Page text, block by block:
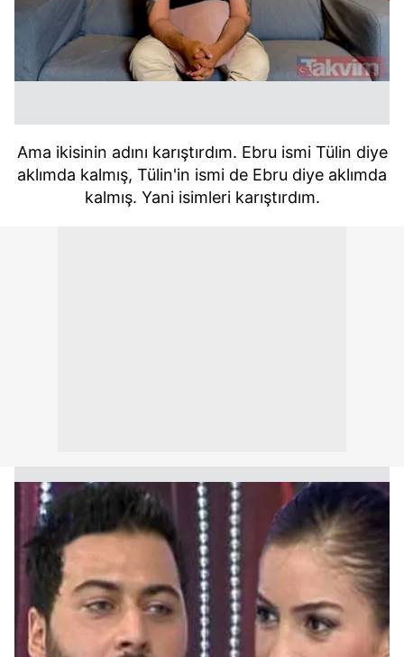
Ama ikisinin adını karıştırdım. Ebru ismi Tülin diye
aklımda kalmış, Tülin'in ismi de Ebru diye aklımda
kalmış. Yani isimleri karıştırdım.